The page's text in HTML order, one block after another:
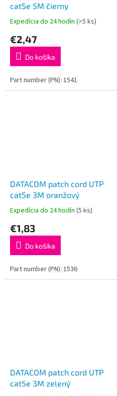
cat5e 5M čierny
Expedícia do 24 hodín (>5 ks)
€2,47
Do košíka
Part number (PN): 1541
DATACOM patch cord UTP
cat5e 3M oranžový
Expedícia do 24 hodín (5 ks)
€1,83
Do košíka
Part number (PN): 1536
DATACOM patch cord UTP
cat5e 3M zelený